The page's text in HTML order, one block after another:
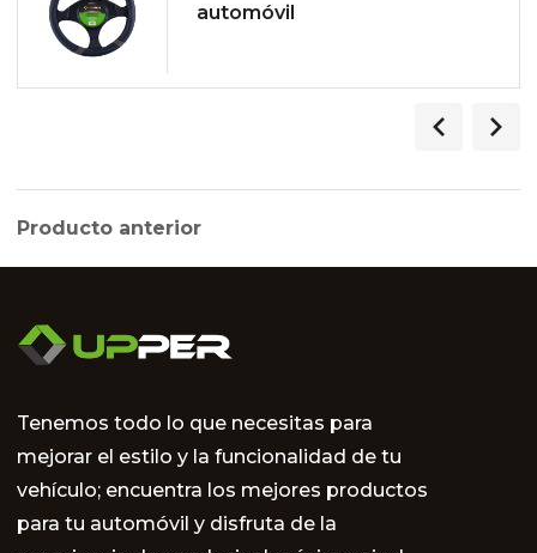
automóvil
Producto anterior
Tenemos todo lo que necesitas para
mejorar el estilo y la funcionalidad de tu
vehículo; encuentra los mejores productos
para tu automóvil y disfruta de la